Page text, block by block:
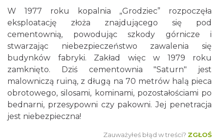
W 1977 roku kopalnia „Grodziec” rozpoczęła
eksploatację złoża znajdującego się pod
cementownią, powodując szkody górnicze i
stwarzając niebezpieczeństwo zawalenia się
budynków fabryki. Zakład więc w 1979 roku
zamknięto. Dziś cementownia "Saturn" jest
malowniczą ruiną, z długą na 70 metrów halą pieca
obrotowego, silosami, kominami, pozostałościami po
bednarni, przesypowni czy pakowni. Jej penetracja
jest niebezpieczna!
Zauważyłeś błąd w treści? ZGŁOŚ